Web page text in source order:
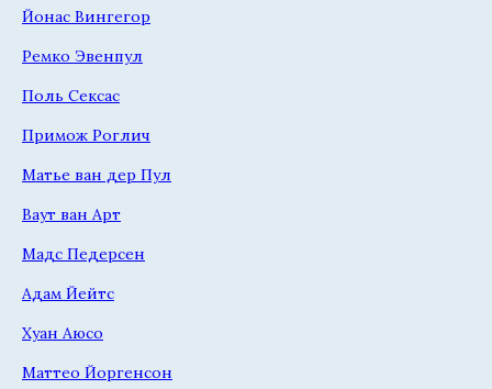
Йонас Вингегор
Ремко Эвенпул
Поль Сексас
Примож Роглич
Матье ван дер Пул
Ваут ван Арт
Мадс Педерсен
Адам Йейтс
Хуан Аюсо
Маттео Йоргенсон